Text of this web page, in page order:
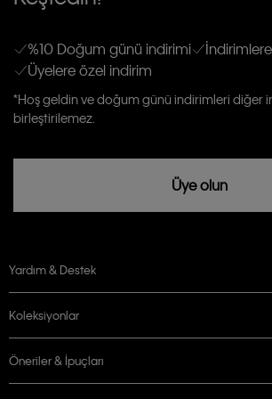
gönderileceğinin ve güncel ürün, kampanyalarla
Erkek
Kişiye özel ticari elektronik iletilerini almak için
Aydınlatma Metni’niokuduğumu kabul ediyorum.
Calvin Klein tarafından kişisel verilerimin yurtdışına
rızam vardır
%10 Doğum günü indirimi
Üyelere özel indirim
*Hoş geldin ve doğum günü indirimleri diğer
birleştirilemez.
Üye olun
Yardım & Destek
Koleksiyonlar
Öneriler & İpuçları